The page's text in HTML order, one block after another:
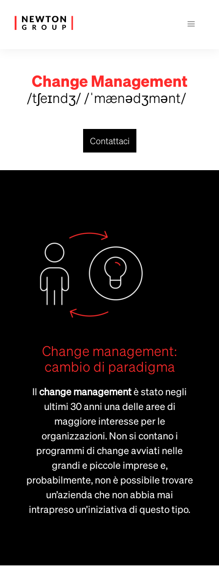
Change Management
/tʃeɪndʒ/ /ˈmænədʒmənt/
Contattaci
Change management:
cambio di paradigma
Ilchange managementè stato negli
ultimi 30 anni una delle aree di
maggiore interesse per le
organizzazioni. Non si contano i
programmi di change avviati nelle
grandi e piccole imprese e,
probabilmente, non è possibile trovare
un’azienda che non abbia mai
intrapreso un’iniziativa di questo tipo.